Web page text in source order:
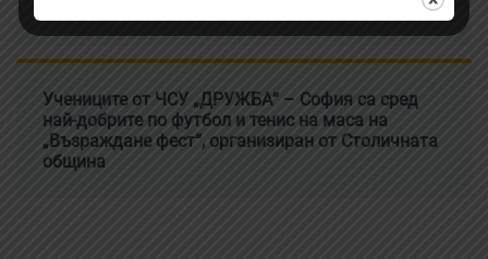
Учениците от ЧСУ „ДРУЖБА“ – София са сред
най-добрите по футбол и тенис на маса на
„Възраждане фест“, организиран от Столичната
община